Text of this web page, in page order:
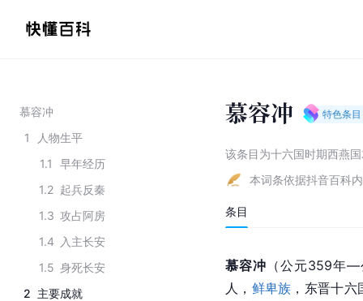
慕容冲
1
人物生平
1.1
早年经历
1.2 起兵反秦
1.3 攻占阿房
1.4
入主长安
1.5 身死长安
2 主要成就
慕容冲 特色条目
该条目为十六国时期西燕
本词条依据抖音百科
条目
慕容冲 （公元359年
人， 鲜卑族 ，东晋十六